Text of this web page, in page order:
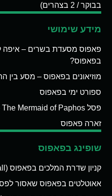
בבוקר / 2 בצהרים)
מידע שימושי
פאפוס מסעדת בשרים – איפה
בפאפוס?
מוזיאונים בפאפוס – מסע בין
ספורט ימי בפאפוס
פסל The Mermaid of Paphos – בת הים של פאפוס.
זארה פאפוס
שופינג בפאפוס
קניון שדרת המלכים בפאפוס (Kings Avenue Mall)
אאוטלטים בפאפוס שאסור